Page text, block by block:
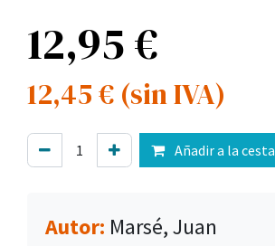
12,95€
12,45€ (sin IVA)
Añadir a la cesta
Autor: Marsé, Juan